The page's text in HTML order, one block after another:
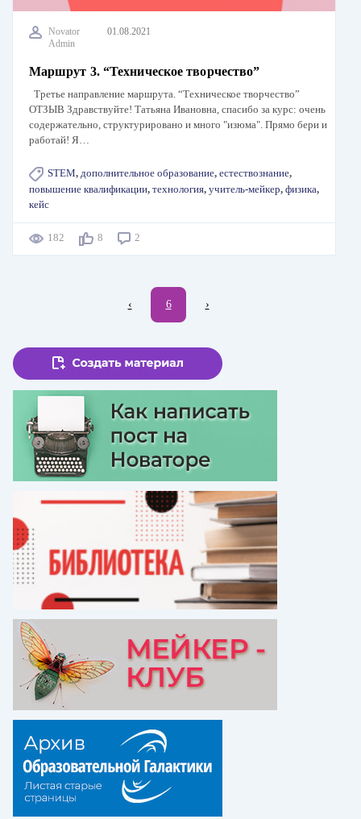
Novator
Admin
01.08.2021
Маршрут 3. “Техническое творчество”
Третье направление маршрута. “Техническое творчество”
ОТЗЫВ Здравствуйте! Татьяна Ивановна, спасибо за курс: очень
содержательно, структурировано и много "изюма". Прямо бери и
работай! Я…
STEM, дополнительное образование, естествознание,
повышение квалификации, технология, учитель-мейкер, физика,
кейс
182 8 2
←
‹ Текущая
6 Следующая
›